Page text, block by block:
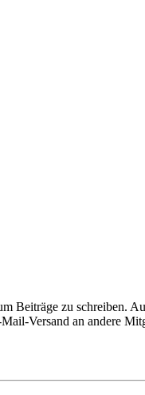
Beiträge zu schreiben.
Versand an andere